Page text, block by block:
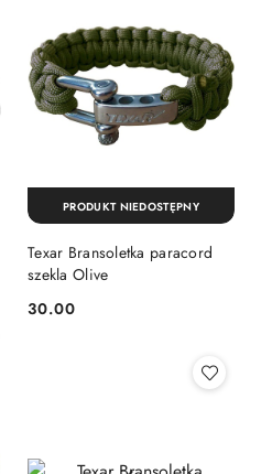
przed
obniżką
Texar Bransoletka paracord
szekla Olive
Cena:
30.00
PRODUKT NIEDOSTĘPNY